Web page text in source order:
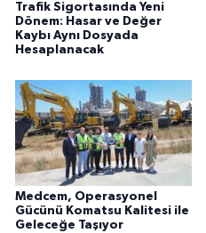
Trafik Sigortasında Yeni
Dönem: Hasar ve Değer
Kaybı Aynı Dosyada
Hesaplanacak
Medcem, Operasyonel
Gücünü Komatsu Kalitesi ile
Geleceğe Taşıyor